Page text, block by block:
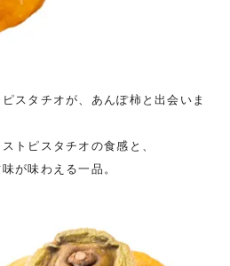
スタチオが、あんぽ柿と出会いま
トピスタチオの食感と、
が味わえる一品。